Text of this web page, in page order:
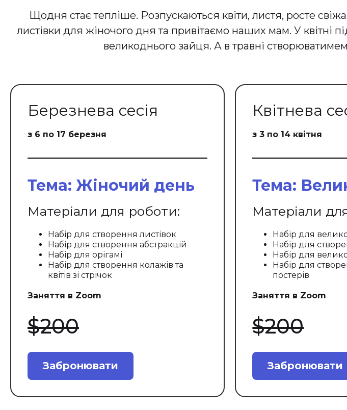
Щодня стає тепліше. Розпускаються квіти, листя, росте
листівки для жіночого дня та привітаємо наших мам. У
великоднього зайця. А в травні
Березнева сесія
з 6 по 17 березня
Тема: Жіночий день
Матеріали для роботи:
Набір для створення листівок
Набір для створення абстракцій
Набір для орігамі
Набір для створення колажів та
квітів зі стрічок
Заняття в Zoom
$200
Забронювати
Квітнева
з 3 по 14 квітня
Тема:
Матеріали
Набір для
Набір для
Набір для
Набір для
постерів
Заняття в Zoom
$200
Забронювати